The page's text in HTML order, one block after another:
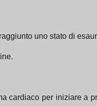
uno stato di
cardiaco per iniziare a